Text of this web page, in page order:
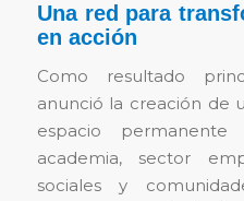
Una red para
en acción
Como resultado
anunció la creación de
espacio
academia, sector
sociales y